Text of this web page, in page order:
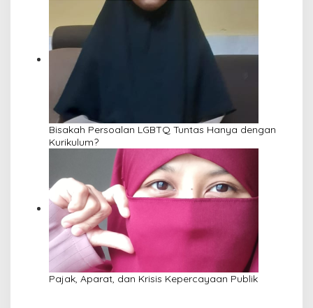
Bisakah Persoalan LGBTQ Tuntas Hanya dengan
Kurikulum?
Pajak, Aparat, dan Krisis Kepercayaan Publik